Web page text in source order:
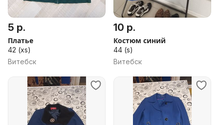
5 р.
Платье
42 (xs)
Витебск
10 р.
Костюм синий
44 (s)
Витебск